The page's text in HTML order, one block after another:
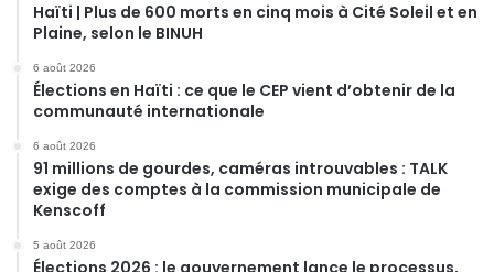
Haïti | Plus de 600 morts en cinq mois à Cité Soleil et en
Plaine, selon le BINUH
6 août 2026
Élections en Haïti : ce que le CEP vient d’obtenir de la
communauté internationale
6 août 2026
91 millions de gourdes, caméras introuvables : TALK
exige des comptes à la commission municipale de
Kenscoff
5 août 2026